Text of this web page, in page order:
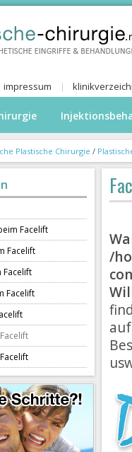
/
Facelift
Facelift
Facelift
Facelift
Plastische Chirurgie /
impressum